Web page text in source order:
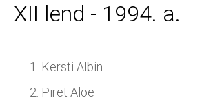
XII lend - 1994. a.
Kersti Albin
Piret Aloe